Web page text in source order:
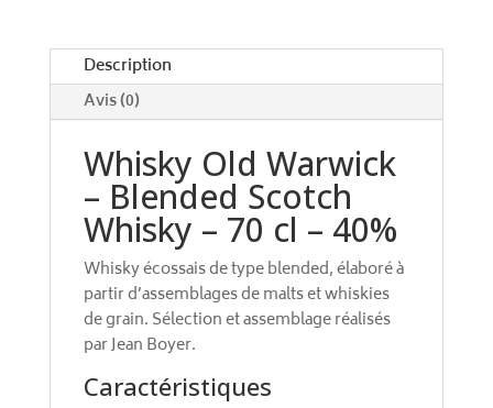
e
:
Description
Avis (0)
Whisky Old Warwick
– Blended Scotch
Whisky – 70 cl – 40%
Whisky écossais de type blended, élaboré à
partir d’assemblages de malts et whiskies
de grain. Sélection et assemblage réalisés
par Jean Boyer.
Caractéristiques